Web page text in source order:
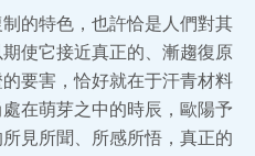
的特色，也許恰是人們對其
使它接近真正的、漸趨復原
要害，恰好就在于汗青材料
在萌芽之中的時辰，歐陽予
見所聞、所感所悟，真正的